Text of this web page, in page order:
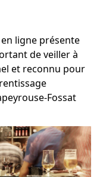
ligne présente
de veiller à
et reconnu pour
Fossat